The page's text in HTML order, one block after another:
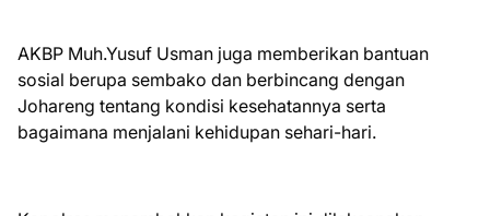
AKBP Muh.Yusuf Usman juga memberikan bantuan
sosial berupa sembako dan berbincang dengan
Johareng tentang kondisi kesehatannya serta
bagaimana menjalani kehidupan sehari-hari.